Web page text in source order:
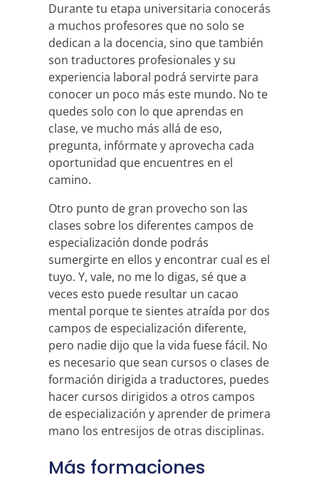
Durante tu etapa universitaria conocerás
a muchos profesores que no solo se
dedican a la docencia, sino que también
son traductores profesionales y su
experiencia laboral podrá servirte para
conocer un poco más este mundo. No te
quedes solo con lo que aprendas en
clase, ve mucho más allá de eso,
pregunta, infórmate y aprovecha cada
oportunidad que encuentres en el
camino.
Otro punto de gran provecho son las
clases sobre los diferentes campos de
especialización donde podrás
sumergirte en ellos y encontrar cual es el
tuyo. Y, vale, no me lo digas, sé que a
veces esto puede resultar un cacao
mental porque te sientes atraída por dos
campos de especialización diferente,
pero nadie dijo que la vida fuese fácil. No
es necesario que sean cursos o clases de
formación dirigida a traductores, puedes
hacer cursos dirigidos a otros campos
de especialización y aprender de primera
mano los entresijos de otras disciplinas.
Más formaciones